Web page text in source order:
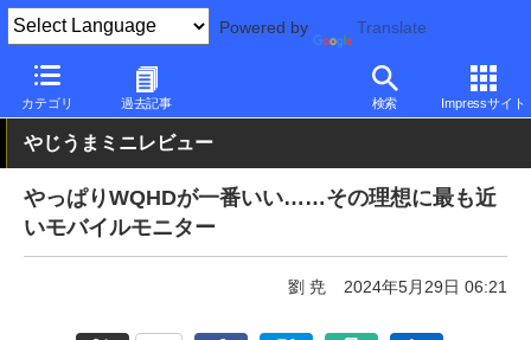
Powered by Translate
カテゴリ 過去記事 検索 Impressサイト
PC Watch 半導体/周辺機器 その他
やじうまミニレビュー
やっぱりWQHDが一番いい……その理想に最も近
いモバイルモニター
劉 尭 2024年5月29日 06:21